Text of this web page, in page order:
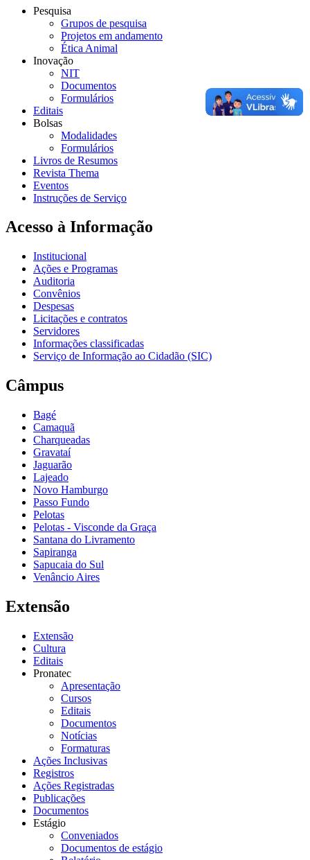
Pesquisa
Grupos de pesquisa
Projetos em andamento
Ética Animal
Inovação
NIT
Documentos
Formulários
Editais
Bolsas
Modalidades
Formulários
Livros de Resumos
Revista Thema
Eventos
Instruções de Serviço
Acesso à Informação
Institucional
Ações e Programas
Auditoria
Convênios
Despesas
Licitações e contratos
Servidores
Informações classificadas
Serviço de Informação ao Cidadão (SIC)
Câmpus
Bagé
Camaquã
Charqueadas
Gravataí
Jaguarão
Lajeado
Novo Hamburgo
Passo Fundo
Pelotas
Pelotas - Visconde da Graça
Santana do Livramento
Sapiranga
Sapucaia do Sul
Venâncio Aires
Extensão
Extensão
Cultura
Editais
Pronatec
Apresentação
Cursos
Editais
Documentos
Notícias
Formaturas
Ações Inclusivas
Registros
Ações Registradas
Publicações
Documentos
Estágio
Conveniados
Documentos de estágio